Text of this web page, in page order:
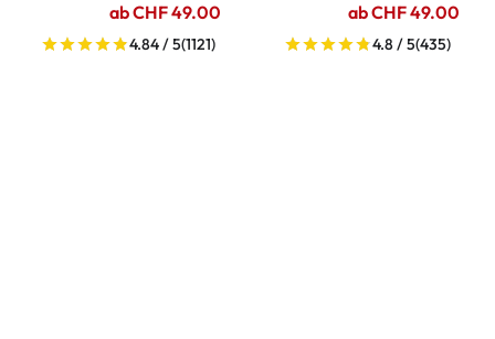
ab CHF 49.00
4.84 / 5(1121)
ab CHF 49.00
4.8 / 5(435)